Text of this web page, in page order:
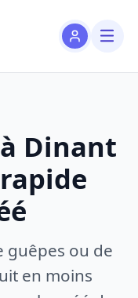
Dinant
guêpes ou de
en moins